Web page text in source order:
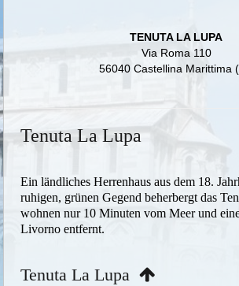
TENUTA LA LUPA
Via Roma 110
56040 Castellina Marittima
Tenuta La Lupa
Ein ländliches Herrenhaus aus dem 18.
ruhigen, grünen Gegend beherbergt das
wohnen nur 10 Minuten vom Meer und
Livorno entfernt.
Tenuta La Lupa